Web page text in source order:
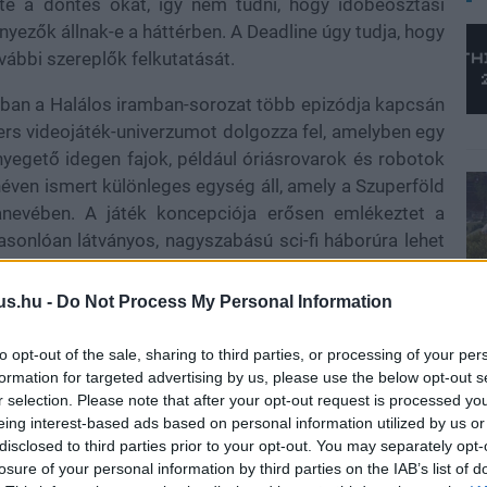
- Do Not Process My Personal Information
opt-out of the sale, sharing to third parties, or processing of your
for targeted advertising by us, please use the below opt-out
selection. Please note that after your opt-out request is processed
interest-based ads based on personal information utilized by us
to third parties prior to your opt-out. You may separately
of your personal information by third parties on the IAB’s list of
a döntés okát, így nem tudni, hogy időbeosztási
állnak-e a háttérben. A Deadline úgy tudja, hogy
szereplők felkutatását.
a Halálos iramban-sorozat több epizódja kapcsán
videojáték-univerzumot dolgozza fel, amelyben egy
idegen fajok, például óriásrovarok és robotok
ismert különleges egység áll, amely a Szuperföld
A játék koncepciója erősen emlékeztet a
látványos, nagyszabású sci-fi háborúra lehet
no meg csípős szatírával. A film bemutatóját
így a stúdiónak még van ideje megtalálni Momoa
a Sony és a PlayStation Productions egyre
Az elmúlt években a Tom Holland és Mark
világszerte több mint 400 millió dolláros bevételt